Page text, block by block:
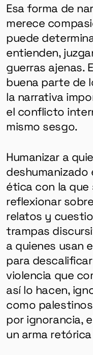
Esa forma de
merece
puede
entienden,
guerras ajenas.
buena parte de
la narrativa
el conflicto
mismo sesgo.
Humanizar a
deshumanizado
ética con la que
reflexionar
relatos y
trampas
a quienes usan
para
violencia que
así lo hacen,
como
por ignorancia,
un arma